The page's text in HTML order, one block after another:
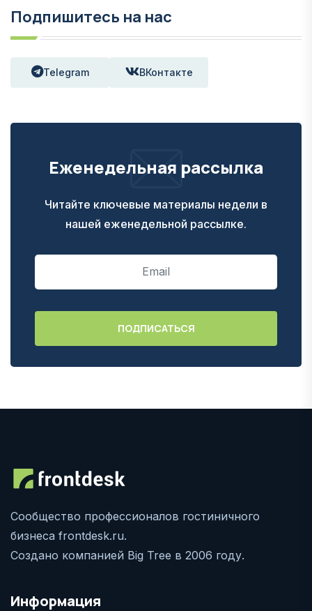
Подпишитесь на нас
Telegram ВКонтакте
Еженедельная рассылка
Читайте ключевые материалы недели в
нашей еженедельной рассылке.
Сообщество профессионалов гостиничного
бизнеса frontdesk.ru.
Создано компанией Big Tree в 2006 году.
Информация